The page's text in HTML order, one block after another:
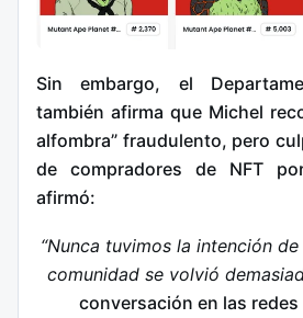
Sin embargo, el
también afirma que Michel
alfombra” fraudulento, pero
de compradores de NFT
afirmó:
“Nunca tuvimos la intención
comunidad se volvió
conversación en las